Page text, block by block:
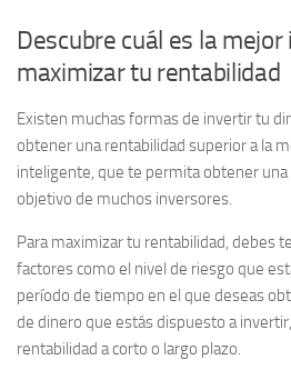
Descubre cuál es la
maximizar tu rentabilidad
Existen muchas formas de invertir tu
obtener una rentabilidad superior a la
inteligente, que te permita obtener una
objetivo de muchos inversores.
Para maximizar tu rentabilidad, debes
factores como el nivel de riesgo que
período de tiempo en el que deseas
de dinero que estás dispuesto a
rentabilidad a corto o largo plazo.